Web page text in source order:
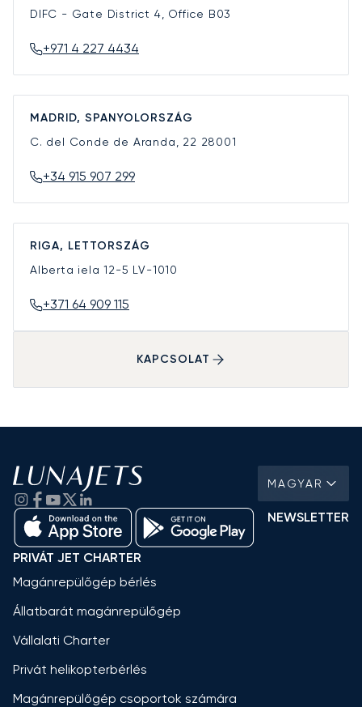
DIFC - Gate District 4, Office B03
+971 4 227 4434
MADRID, SPANYOLORSZÁG
C. del Conde de Aranda, 22 28001
+34 915 907 299
RIGA, LETTORSZÁG
Alberta iela 12-5 LV-1010
+371 64 909 115
KAPCSOLAT
MAGYAR
NEWSLETTER
PRIVÁT JET CHARTER
Magánrepülőgép bérlés
Állatbarát magánrepülőgép
Vállalati Charter
Privát helikopterbérlés
Magánrepülőgép csoportok számára